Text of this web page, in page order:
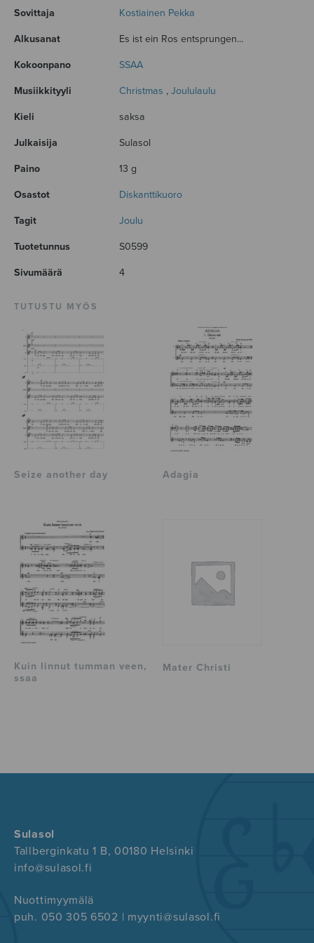
Sovittaja Kostiainen Pekka
Alkusanat Es ist ein Ros entsprungen...
Kokoonpano SSAA
Musiikkityyli Christmas , Joululaulu
Kieli saksa
Julkaisija Sulasol
Paino 13 g
Osastot Diskanttikuoro
Tagit Joulu
Tuotetunnus S0599
Sivumäärä 4
TUTUSTU MYÖS
Seize another day Adagia
Kuin linnut tumman veen,
ssaa
Mater Christi
Sulasol
Tallberginkatu 1 B, 00180 Helsinki
info@sulasol.fi
Nuottimyymälä
puh. 050 305 6502 | myynti@sulasol.fi